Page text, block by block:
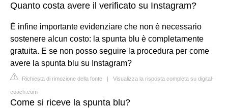
Quanto costa avere il verificato su Instagram?
È infine importante evidenziare che non è necessario
sostenere alcun costo: la spunta blu è completamente
gratuita. E se non posso seguire la procedura per come
avere la spunta blu su Instagram?
Richiesta di rimozione della fonte | Visualizza la risposta completa su digital-
coach.com
Come si riceve la spunta blu?